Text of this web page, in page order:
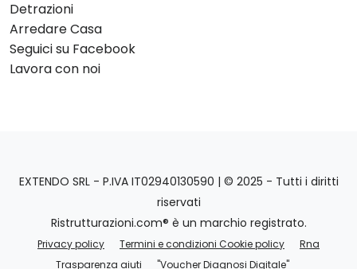
Detrazioni
Arredare Casa
Seguici su Facebook
Lavora con noi
EXTENDO SRL - P.IVA IT02940130590 | © 2025 - Tutti i diritti
riservati
Ristrutturazioni.com® è un marchio registrato.
Privacy policy Termini e condizioni Cookie policy
Rna
Trasparenza aiuti
"Voucher Diagnosi Digitale"